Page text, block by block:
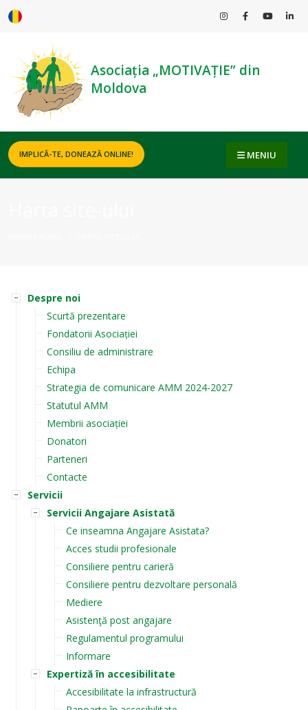
Asociația „MOTIVAȚIE” din
Moldova
IMPLICĂ-TE, DONEAZĂ ONLINE! MENIU
Despre noi
Scurtă prezentare
Fondatorii Asociației
Consiliu de administrare
Echipa
Strategia de comunicare AMM 2024-2027
Statutul AMM
Membrii asociației
Donatori
Parteneri
Contacte
Servicii
Servicii Angajare Asistată
Ce inseamna Angajare Asistata?
Acces studii profesionale
Consiliere pentru carieră
Consiliere pentru dezvoltare personală
Mediere
Asistenţă post angajare
Regulamentul programului
Informare
Expertiză în accesibilitate
Accesibilitate la infrastructură